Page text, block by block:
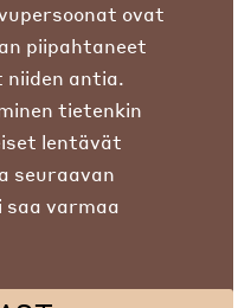
ovat
piipahtaneet
niiden antia.
tietenkin
lentävät
seuraavan
saa varmaa